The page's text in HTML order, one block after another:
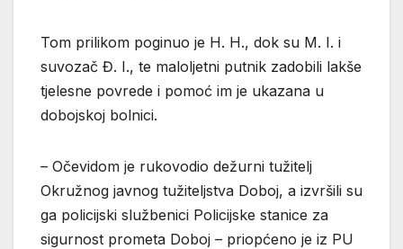
Tom prilikom poginuo je H. H., dok su M. I. i
suvozač Đ. I., te maloljetni putnik zadobili lakše
tjelesne povrede i pomoć im je ukazana u
dobojskoj bolnici.
– Očevidom je rukovodio dežurni tužitelj
Okružnog javnog tužiteljstva Doboj, a izvršili su
ga policijski službenici Policijske stanice za
sigurnost prometa Doboj – priopćeno je iz PU